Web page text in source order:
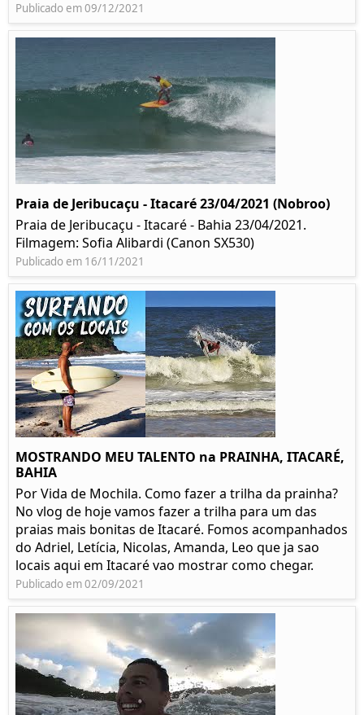
Publicado em 09/12/2021
Praia de Jeribucaçu - Itacaré 23/04/2021 (Nobroo)
Praia de Jeribucaçu - Itacaré - Bahia 23/04/2021.
Filmagem: Sofia Alibardi (Canon SX530)
Publicado em 16/11/2021
MOSTRANDO MEU TALENTO na PRAINHA, ITACARÉ,
BAHIA
Por Vida de Mochila. Como fazer a trilha da prainha?
No vlog de hoje vamos fazer a trilha para um das
praias mais bonitas de Itacaré. Fomos acompanhados
do Adriel, Letícia, Nicolas, Amanda, Leo que ja sao
locais aqui em Itacaré vao mostrar como chegar.
Publicado em 02/09/2021